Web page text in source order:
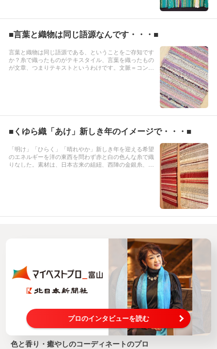
■言葉と織物は同じ語源なんです・・・■
言葉と織物は同じ語源である、ということをご存知です
か？糸で織ったものがテキスタイル、言葉を織ったもの
が文章、つまりテキストというわけです。文脈＝コンテ
■くゆら織「あけ」新しき年のイメージで・・・■
「明け」「ひらく」「晴れやか」新しき年を迎える希望
のエネルギーを洋の東西を問わず赤と白の色んな糸で織
りなした。素材は、日本古来の組紐、西陣の金銀糸、琉
プロのインタビューを読む
色と香り・癒やしのコーディネートのプロ